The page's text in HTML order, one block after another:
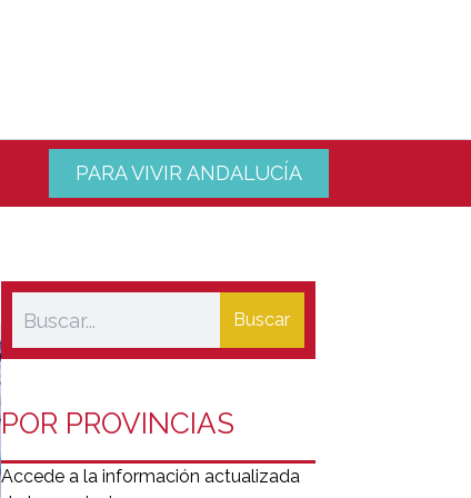
PARA VIVIR ANDALUCÍA
Buscar
POR PROVINCIAS
Accede a la información actualizada